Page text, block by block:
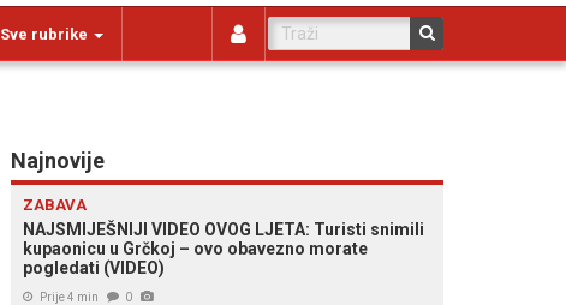
Sve rubrike
Najnovije
ZABAVA
NAJSMIJEŠNIJI VIDEO OVOG LJETA: Turisti snimili
kupaonicu u Grčkoj – ovo obavezno morate
pogledati (VIDEO)
Prije 4 min 0